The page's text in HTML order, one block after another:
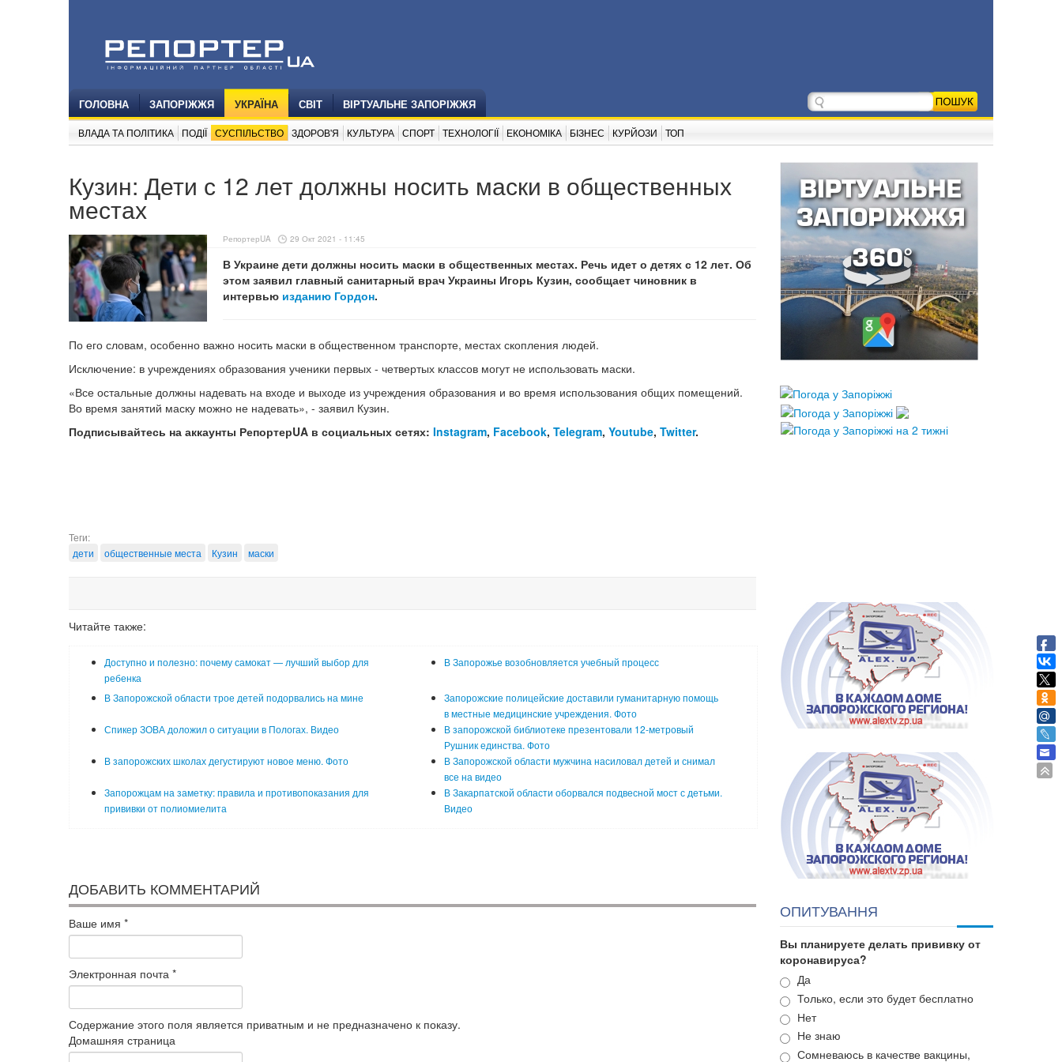
ГОЛОВНА ЗАПОРІЖЖЯ УКРАЇНА СВІТ ВІРТУАЛЬНЕ ЗАПОРІЖЖЯ
ВЛАДА ТА ПОЛІТИКА ПОДІЇ СУСПІЛЬСТВО ЗДОРОВ'Я КУЛЬТУРА СПОРТ ТЕХНОЛОГІЇ ЕКОНОМІКА БІЗНЕС КУРЙОЗИ ТОП
Кузин: Дети с 12 лет должны носить маски в общественных
местах
РепортерUA 29 Окт 2021 - 11:45
В Украине дети должны носить маски в общественных местах. Речь идет о детях с 12 лет. Об
этом заявил главный санитарный врач Украины Игорь Кузин, сообщает чиновник в
интервью изданию Гордон.
По его словам, особенно важно носить маски в общественном транспорте, местах скопления людей.
Исключение: в учреждениях образования ученики первых - четвертых классов могут не использовать маски.
«Все остальные должны надевать на входе и выходе из учреждения образования и во время использования общих помещений.
Во время занятий маску можно не надевать», - заявил Кузин.
Подписывайтесь на аккаунты РепортерUA в социальных сетях: Instagram, Facebook, Telegram, Youtube, Twitter.
Теги:
дети
общественные места Кузин маски
Читайте также:
Доступно и полезно: почему самокат — лучший выбор для
ребенка
В Запорожье возобновляется учебный процесс
В Запорожской области трое детей подорвались на мине
Запорожские полицейские доставили гуманитарную помощь
в местные медицинские учреждения. Фото
Спикер ЗОВА доложил о ситуации в Пологах. Видео
В запорожской библиотеке презентовали 12-метровый
Рушник единства. Фото
В запорожских школах дегустируют новое меню. Фото
В Запорожской области мужчина насиловал детей и снимал
все на видео
Запорожцам на заметку: правила и противопоказания для
прививки от полиомиелита
В Закарпатской области оборвался подвесной мост с детьми.
Видео
ДОБАВИТЬ КОММЕНТАРИЙ
Ваше имя *
Электронная почта *
Содержание этого поля является приватным и не предназначено к показу.
Домашняя страница
ОПИТУВАННЯ
Вы планируете делать прививку от
коронавируса?
Варианты
Да
Только, если это будет бесплатно
Нет
Не знаю
Сомневаюсь в качестве вакцины,